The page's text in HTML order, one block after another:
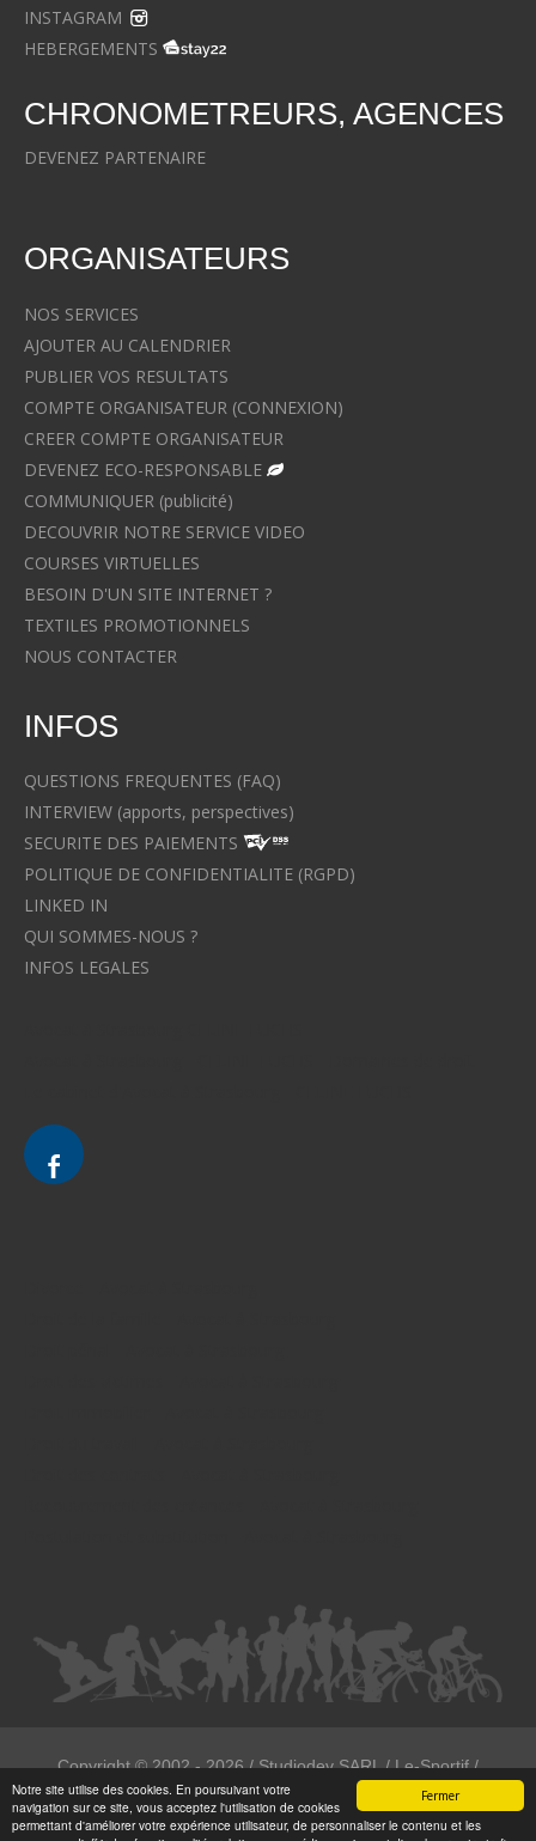
Fermer
Notre site utilise des cookies. En poursuivant votre
navigation sur ce site, vous acceptez l'utilisation de cookies
permettant d'améliorer votre expérience utilisateur, de personnaliser le contenu et les
INSTAGRAM
HEBERGEMENTS
CHRONOMETREURS, AGENCES
DEVENEZ PARTENAIRE
ORGANISATEURS
NOS SERVICES
AJOUTER AU CALENDRIER
PUBLIER VOS RESULTATS
COMPTE ORGANISATEUR (CONNEXION)
CREER COMPTE ORGANISATEUR
DEVENEZ ECO-RESPONSABLE
COMMUNIQUER (publicité)
DECOUVRIR NOTRE SERVICE VIDEO
COURSES VIRTUELLES
BESOIN D'UN SITE INTERNET ?
TEXTILES PROMOTIONNELS
NOUS CONTACTER
INFOS
QUESTIONS FREQUENTES (FAQ)
INTERVIEW (apports, perspectives)
SECURITE DES PAIEMENTS
POLITIQUE DE CONFIDENTIALITE (RGPD)
LINKED IN
QUI SOMMES-NOUS ?
INFOS LEGALES
Copyright ©2002 - 2026/ Studiodev SARL / Le-Sportif /
Registration4all
Tous droits réservées.